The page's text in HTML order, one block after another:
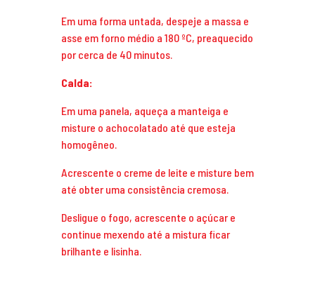
Em uma forma untada, despeje a massa e
asse em forno médio a 180 ºC, preaquecido
por cerca de 40 minutos.
Calda:
Em uma panela, aqueça a manteiga e
misture o achocolatado até que esteja
homogêneo.
Acrescente o creme de leite e misture bem
até obter uma consistência cremosa.
Desligue o fogo, acrescente o açúcar e
continue mexendo até a mistura ficar
brilhante e lisinha.